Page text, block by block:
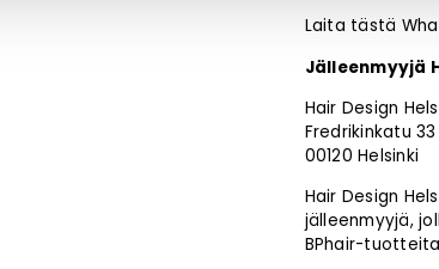
Laita tästä
Jälleenmyyjä
Hair Design
Fredrikinkatu 33
00120 Helsinki
Hair Design
jälleenmyyjä,
BPhair-